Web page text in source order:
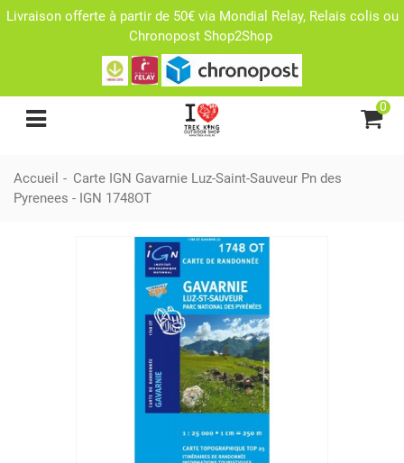
Livraison offerte à partir de 50€ via Mondial Relay, Relais colis ou
Chronopost Shop2Shop
0
Accueil - Carte IGN Gavarnie Luz-Saint-Sauveur Pn des
Pyrenees - IGN 1748OT